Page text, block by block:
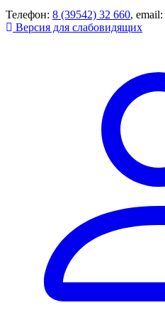
Телефон: 8 (39542) 32 660, email:
Версия для слабовидящих